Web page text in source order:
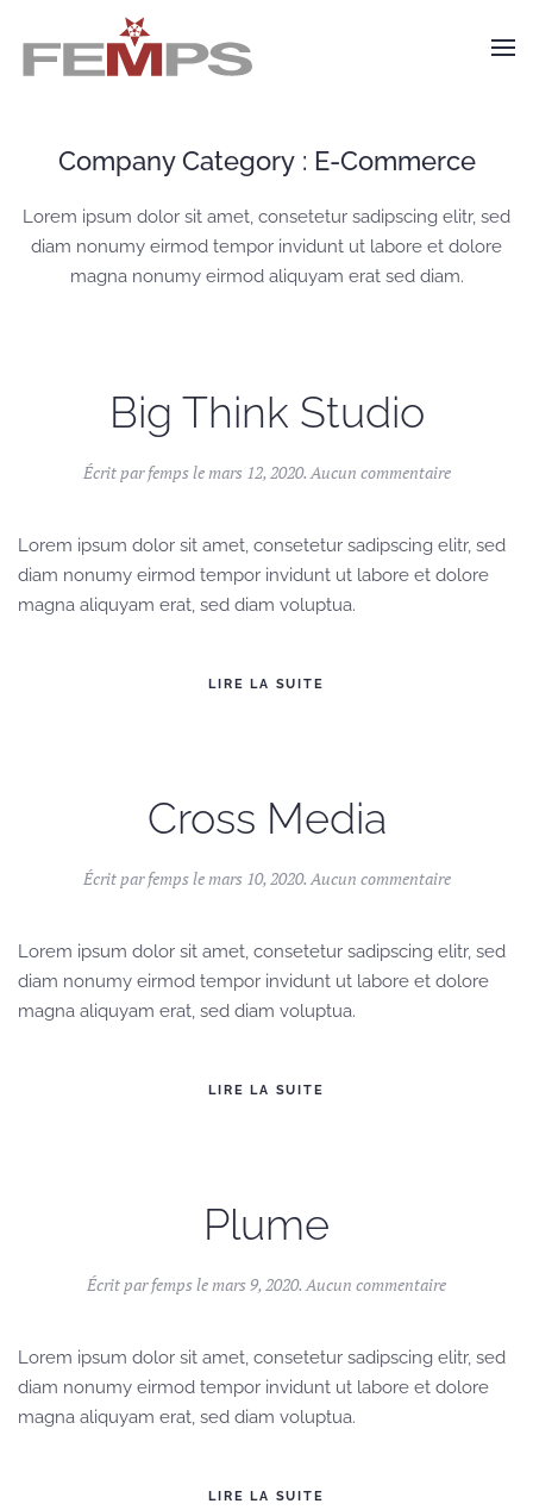
Skip to main content
Company Category : E-Commerce
Lorem ipsum dolor sit amet, consetetur sadipscing elitr, sed
diam nonumy eirmod tempor invidunt ut labore et dolore
magna nonumy eirmod aliquyam erat sed diam.
Big Think Studio
Écrit parfempslemars 12, 2020.Aucun commentairesur
Studio
Lorem ipsum dolor sit amet, consetetur sadipscing elitr, sed
diam nonumy eirmod tempor invidunt ut labore et dolore
magna aliquyam erat, sed diam voluptua.
LIRE LA SUITE
Cross Media
Écrit parfempslemars 10, 2020.Aucun commentairesur
Lorem ipsum dolor sit amet, consetetur sadipscing elitr, sed
diam nonumy eirmod tempor invidunt ut labore et dolore
magna aliquyam erat, sed diam voluptua.
LIRE LA SUITE
Plume
Écrit parfempslemars 9, 2020.Aucun commentairesur
Lorem ipsum dolor sit amet, consetetur sadipscing elitr, sed
diam nonumy eirmod tempor invidunt ut labore et dolore
magna aliquyam erat, sed diam voluptua.
LIRE LA SUITE